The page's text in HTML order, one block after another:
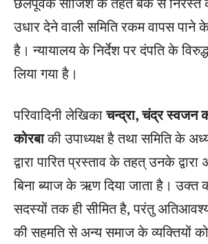
उधार देने वाली समिति रकम वापस पाने
है। न्यायालय के निर्देश पर दंपति के
लिया गया है।
परिवादिनी लेखिकाचन्द्रा, चंद्र स्वजन
कोरबाकी उपाध्यक्ष है तथा समिति के
द्वारा पारित प्रस्ताव के तहत् उनके
बिना ब्याज के ऋण दिया जाता है। उक्त
सदस्यों तक ही सीमित है, परंतु
की सहमति से अन्य समाज के व्यक्तियों